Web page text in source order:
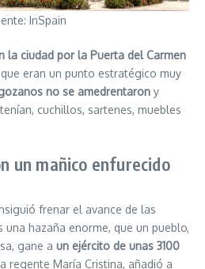
InSpain
la ciudad por la Puerta del Carmen
eran un punto estratégico muy
no se amedrentaron y
cuchillos, sartenes, muebles
un mañico enfurecido
frenar el avance de las
una hazaña enorme, que un pueblo,
gane a un ejército de unas 3100
regente María Cristina, añadió a